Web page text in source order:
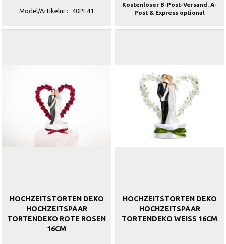
Model/Artikelnr.: 40PF41
Kostenloser B-Post-Versand. A-
Post & Express optional
HOCHZEITSTORTEN DEKO
HOCHZEITSPAAR
TORTENDEKO ROTE ROSEN
16CM
HOCHZEITSTORTEN DEKO
HOCHZEITSPAAR
TORTENDEKO WEISS 16CM